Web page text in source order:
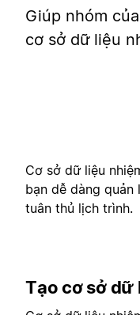
Giúp nhóm
cơ sở dữ liệu
Cơ sở dữ liệu
bạn dễ dàng
tuân thủ lịch trình.
Tạo cơ sở dữ